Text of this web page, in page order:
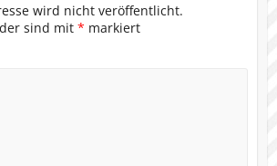
wird nicht veröffentlicht.
sind mit * markiert